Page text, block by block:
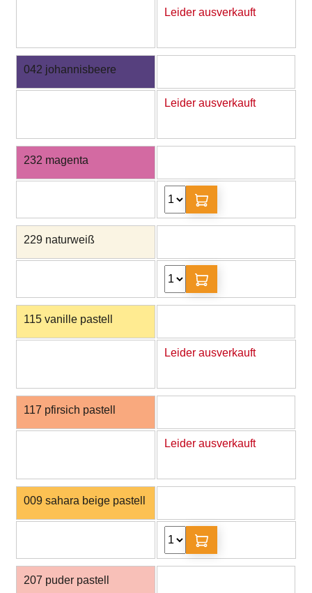
Leider ausverkauft
042 johannisbeere
Leider ausverkauft
232 magenta
229 naturweiß
115 vanille pastell
Leider ausverkauft
117 pfirsich pastell
Leider ausverkauft
009 sahara beige pastell
207 puder pastell